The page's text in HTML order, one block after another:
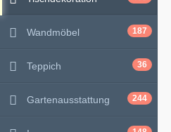
Wandmöbel 187
Teppich 36
Gartenausstattung 244